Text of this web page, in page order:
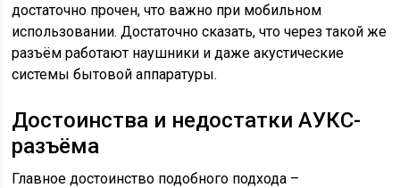
достаточно прочен, что важно при мобильном
использовании. Достаточно сказать, что через такой же
разъём работают наушники и даже акустические
системы бытовой аппаратуры.
Достоинства и недостатки АУКС-
разъёма
Главное достоинство подобного подхода –